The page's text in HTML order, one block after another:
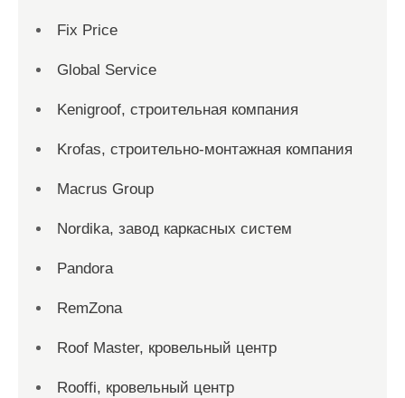
Fix Price
Global Service
Kenigroof, строительная компания
Krofas, строительно-монтажная компания
Macrus Group
Nordika, завод каркасных систем
Pandora
RemZona
Roof Master, кровельный центр
Rooffi, кровельный центр